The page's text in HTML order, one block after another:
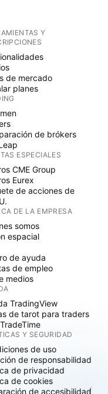
Y
de mercado
planes
de brókers
ESPECIALES
CME Group
Eurex
de acciones de
DE LA EMPRESA
somos
espacial
de ayuda
de empleo
medios
TradingView
de tarot para traders
Y SEGURIDAD
de uso
de responsabilidad
de privacidad
de cookies
de accesibilidad